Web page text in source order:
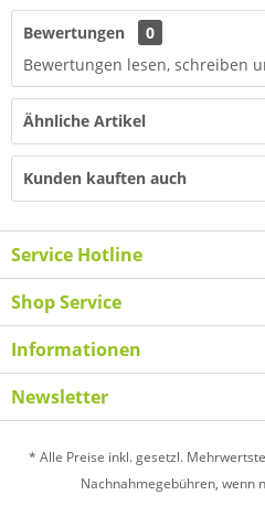
Bewertungen
0
Bewertungen lesen, schreiben
Ähnliche Artikel
Kunden kauften auch
Service Hotline
Shop Service
Informationen
Newsletter
* Alle Preise inkl. gesetzl.
Nachnahmegebühren, wenn